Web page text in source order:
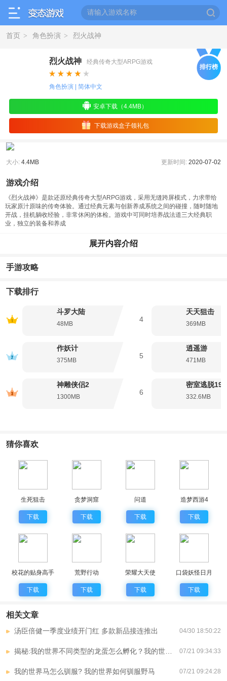
首页 > 角色扮演 > 烈火战神
排行榜
烈火战神 经典传奇大型ARPG游戏
角色扮演 | 简体中文
安卓下载（4.4MB）
下载游戏盒子领礼包
大小: 4.4MB 更新时间: 2020-07-02
游戏介绍
《烈火战神》是款还原经典传奇大型ARPG游戏，采用无缝跨屏模式，力求带给
玩家原汁原味的传奇体验。通过经典元素与创新养成系统之间的碰撞，随时随地
开战，挂机躺收经验，非常休闲的体检。游戏中可同时培养战法道三大经典职
业，独立的装备和养成
展开内容介绍
手游攻略
下载排行
斗罗大陆
48MB
作妖计
375MB
神雕侠侣2
1300MB
4
天天狙击
369MB
5
逍遥游
471MB
6
密室逃脱19
332.6MB
猜你喜欢
生死狙击
下载
贪梦洞窟
下载
问道
下载
造梦西游4
下载
校花的贴身高手
下载
荒野行动
下载
荣耀大天使
下载
口袋妖怪日月
下载
相关文章
汤臣倍健一季度业绩开门红 多款新品接连推出 04/30 18:50:22
07/21 09:34:33
我的世界马怎么驯服? 我的世界如何驯服野马 07/21 09:24:28